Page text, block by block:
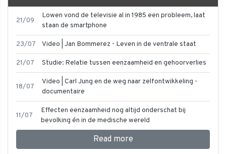
21/09
Lowen vond de televisie al in 1985 een probleem, laat
staan de smartphone
23/07 Video | Jan Bommerez - Leven in de ventrale staat
21/07 Studie: Relatie tussen eenzaamheid en gehoorverlies
18/07
Video | Carl Jung en de weg naar zelfontwikkeling -
documentaire
11/07
Effecten eenzaamheid nog altijd onderschat bij
bevolking én in de medische wereld
Read more